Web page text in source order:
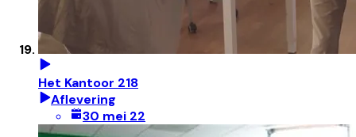
Het Kantoor 218
Aflevering
30 mei 22